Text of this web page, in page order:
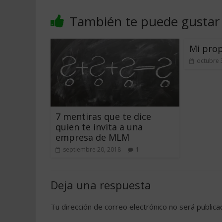
También te puede gustar
7 mentiras que te dice
quien te invita a una
empresa de MLM
septiembre 20, 2018 1
Mi
octubre
Deja una respuesta
Tu dirección de correo electrónico no será